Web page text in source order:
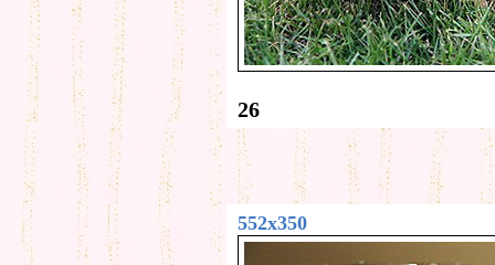
26
552x350